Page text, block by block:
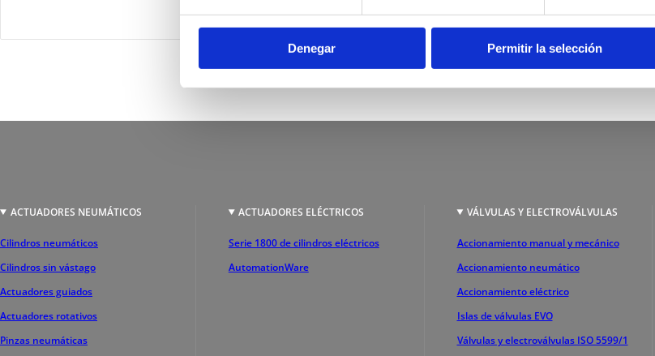
Denegar Permitir la selección
ACTUADORES NEUMÁTICOS
Cilindros neumáticos
Cilindros sin vástago
Actuadores guiados
Actuadores rotativos
Pinzas neumáticas
ACTUADORES ELÉCTRICOS
Serie 1800 de cilindros eléctricos
AutomationWare
VÁLVULAS Y ELECTROVÁLVULAS
Accionamiento manual y mecánico
Accionamiento neumático
Accionamiento eléctrico
Islas de válvulas EVO
Válvulas y electroválvulas ISO 5599/1